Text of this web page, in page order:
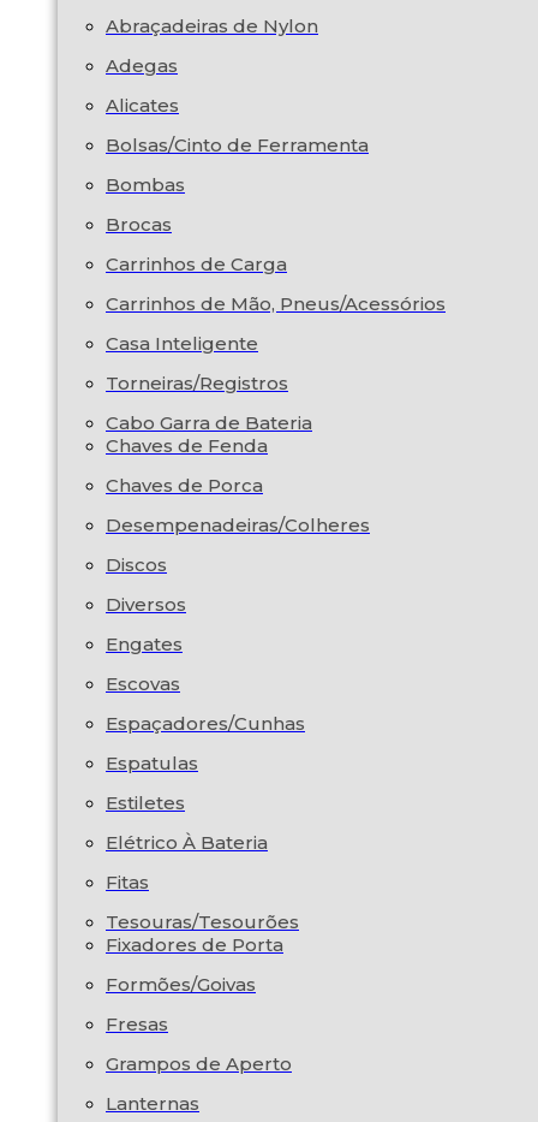
Abraçadeiras de Nylon
Adegas
Alicates
Bolsas/Cinto de Ferramenta
Bombas
Brocas
Carrinhos de Carga
Carrinhos de Mão, Pneus/Acessórios
Casa Inteligente
Torneiras/Registros
Cabo Garra de Bateria
Chaves de Fenda
Chaves de Porca
Desempenadeiras/Colheres
Discos
Diversos
Engates
Escovas
Espaçadores/Cunhas
Espatulas
Estiletes
Elétrico À Bateria
Fitas
Tesouras/Tesourões
Fixadores de Porta
Formões/Goivas
Fresas
Grampos de Aperto
Lanternas